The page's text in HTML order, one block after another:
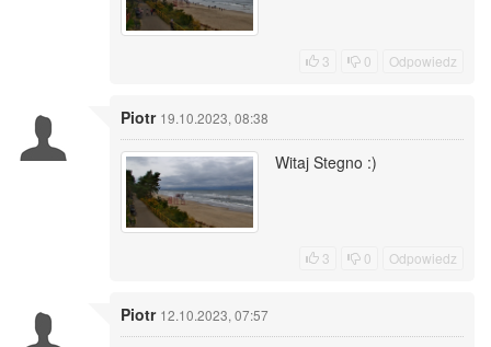
3 0 Odpowiedz
Piotr 19.10.2023, 08:38
Witaj Stegno :)
3 0 Odpowiedz
Piotr 12.10.2023, 07:57